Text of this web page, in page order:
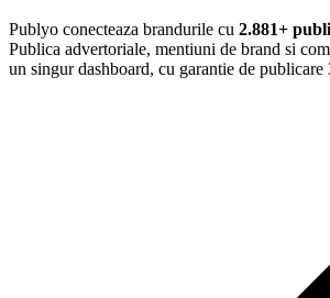
Publyo conecteaza brandurile cu 2.881+
Publica advertoriale, mentiuni de brand si
un singur dashboard, cu garantie de publicare